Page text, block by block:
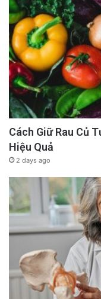
Cách Giữ Rau Củ
Hiệu Quả
2 days ago